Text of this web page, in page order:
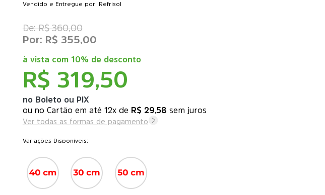
Vendido e Entregue por: Refrisol
R$ 319,50
no Boleto ou PIX
à vista com 10% de desconto
R$ 360,00
R$ 355,00
ou 12x de R$ 29,58 sem juros
Ver todas as formas de pagamento
Variações Disponíveis: